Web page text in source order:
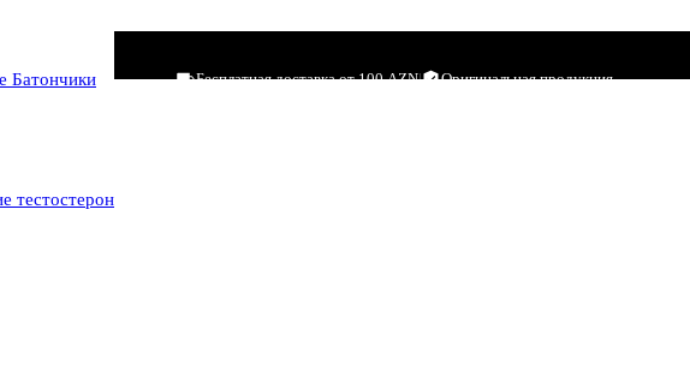
Бесплатная доставка от 100 AZN| Оригинальная продукция
Батончики